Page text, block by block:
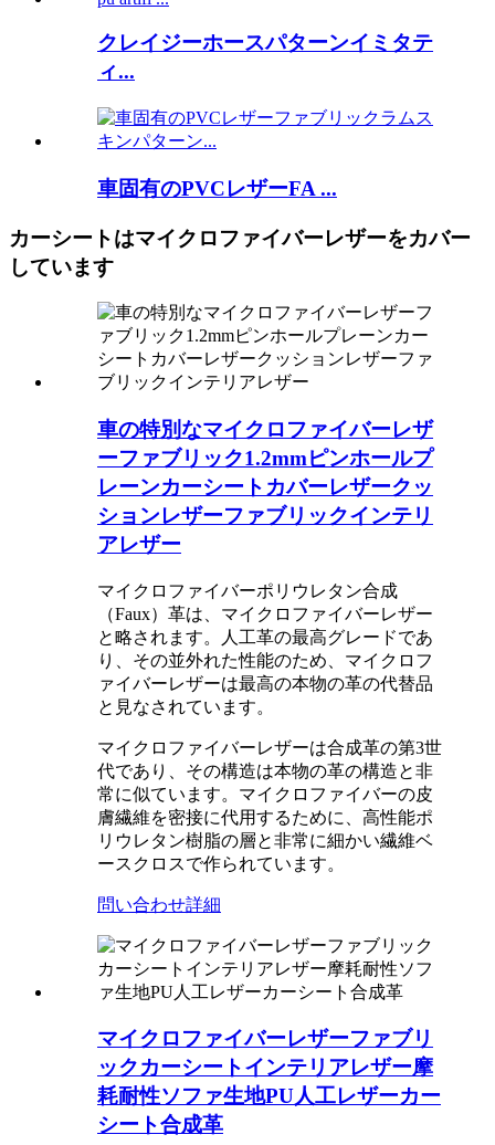
クレイジーホースパターンイミタテ
ィ...
車固有のPVCレザーFA ...
カーシートはマイクロファイバーレザーをカバー
しています
車の特別なマイクロファイバーレザ
ーファブリック1.2mmピンホールプ
レーンカーシートカバーレザークッ
ションレザーファブリックインテリ
アレザー
マイクロファイバーポリウレタン合成
（Faux）革は、マイクロファイバーレザー
と略されます。人工革の最高グレードであ
り、その並外れた性能のため、マイクロフ
ァイバーレザーは最高の本物の革の代替品
と見なされています。
マイクロファイバーレザーは合成革の第3世
代であり、その構造は本物の革の構造と非
常に似ています。マイクロファイバーの皮
膚繊維を密接に代用するために、高性能ポ
リウレタン樹脂の層と非常に細かい繊維ベ
ースクロスで作られています。
問い合わせ詳細
マイクロファイバーレザーファブリ
ックカーシートインテリアレザー摩
耗耐性ソファ生地PU人工レザーカー
シート合成革